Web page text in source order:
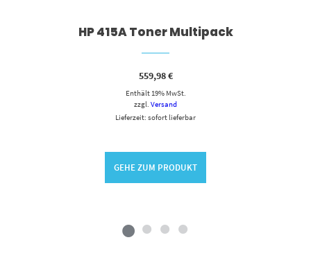
HP 415A Toner Multipack
559,98€
Enthält 19% MwSt.
zzgl.Versand
Lieferzeit: sofort lieferbar
GEHE ZUM PRODUKT